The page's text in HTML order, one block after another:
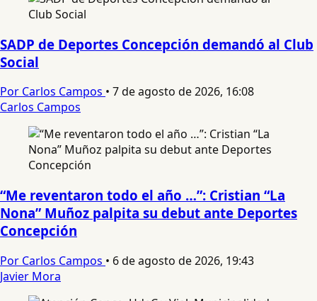
SADP de Deportes Concepción demandó al Club
Social
Por Carlos Campos • 7 de agosto de 2026, 16:08
Carlos Campos
“Me reventaron todo el año …”: Cristian “La
Nona” Muñoz palpita su debut ante Deportes
Concepción
Por Carlos Campos • 6 de agosto de 2026, 19:43
Javier Mora